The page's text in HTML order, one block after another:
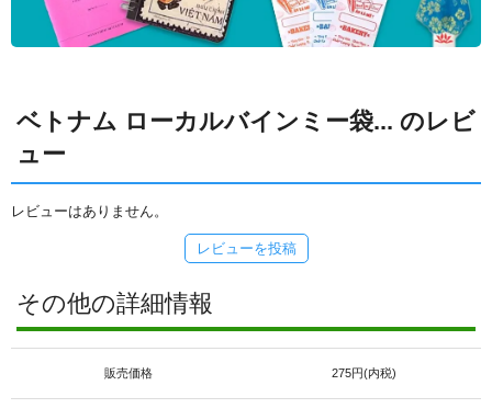
ベトナム ローカルバインミー袋... のレビ
ュー
レビューはありません。
レビューを投稿
その他の詳細情報
販売価格 275円(内税)